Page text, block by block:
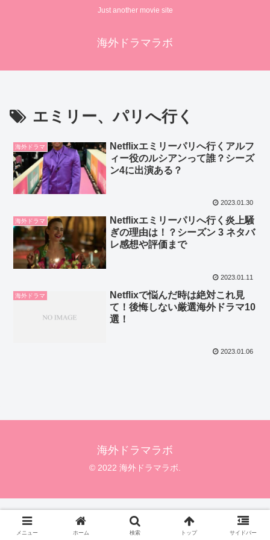
Just another movie site
海外ドラマラボ
エミリー、パリへ行く
海外ドラマ
Netflixエミリーパリへ行くアルフ
ィー役のルシアンって誰？シーズ
ン4に出演ある？
2023.01.30
海外ドラマ
Netflixエミリーパリへ行く炎上騒
ぎの理由は！？シーズン 3 ネタバ
レ感想や評価まで
2023.01.11
海外ドラマ
Netflixで悩んだ時は絶対これ見
て！後悔しない厳選海外ドラマ10
選！
2023.01.06
海外ドラマラボ
© 2022 海外ドラマラボ.
メニュー ホーム 検索 トップ サイドバー